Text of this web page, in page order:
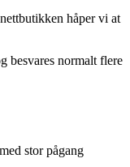
håper vi at
besvares normalt flere
stor pågang